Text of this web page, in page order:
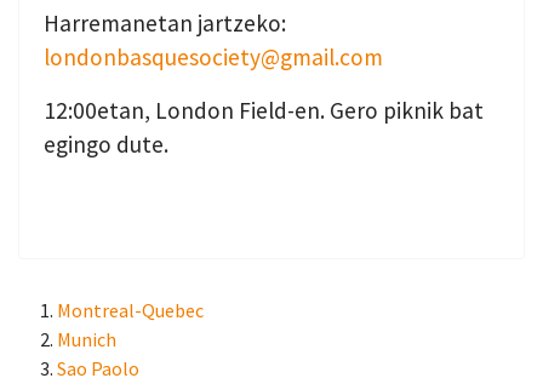
Harremanetan jartzeko:
londonbasquesociety@gmail.com
12:00etan, London Field-en. Gero piknik bat
egingo dute.
Montreal-Quebec
Munich
Sao Paolo